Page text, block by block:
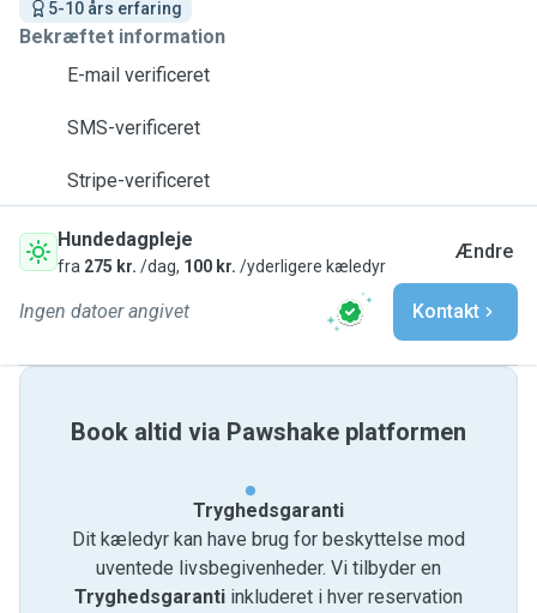
5-10 års erfaring
Bekræftet information
E-mail verificeret
SMS-verificeret
Stripe-verificeret
Hundedagpleje
fra 275 kr. /dag, 100 kr. /yderligere kæledyr
Ændre
Ingen datoer angivet Kontakt
Book altid via Pawshake platformen
Tryghedsgaranti
Dit kæledyr kan have brug for beskyttelse mod
uventede livsbegivenheder. Vi tilbyder en
Tryghedsgaranti inkluderet i hver reservation